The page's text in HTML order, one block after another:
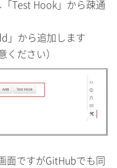
「Test Hook」から疎通
」から追加します
ください）
面ですがGitHubでも同